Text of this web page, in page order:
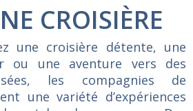
CROISIÈRE
une croisière détente, une
ou une aventure vers des
les compagnies de
une variété d’expériences